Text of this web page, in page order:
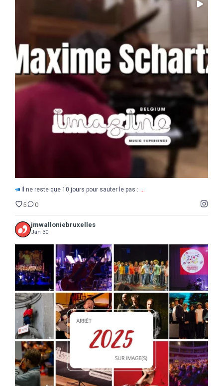
Il ne reste que 10 jours pour sauter le pas :
5
Il ne reste que 10 jours pour sauter le pas : ...
5 0
jmwalloniebruxelles
Jan 30
2025 Une année de découvertes, d`étonnements, ...